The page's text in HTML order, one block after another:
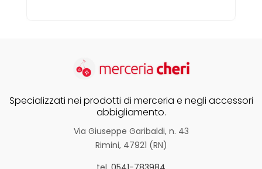
Specializzati nei prodotti di merceria e negli accessori
abbigliamento.
Via Giuseppe Garibaldi, n. 43
Rimini, 47921 (RN)